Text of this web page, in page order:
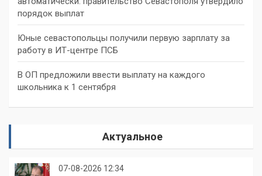
порядок выплат
Юные севастопольцы получили первую зарплату за
работу в ИТ-центре ПСБ
В ОП предложили ввести выплату на каждого
школьника к 1 сентября
Актуальное
07-08-2026 12:34